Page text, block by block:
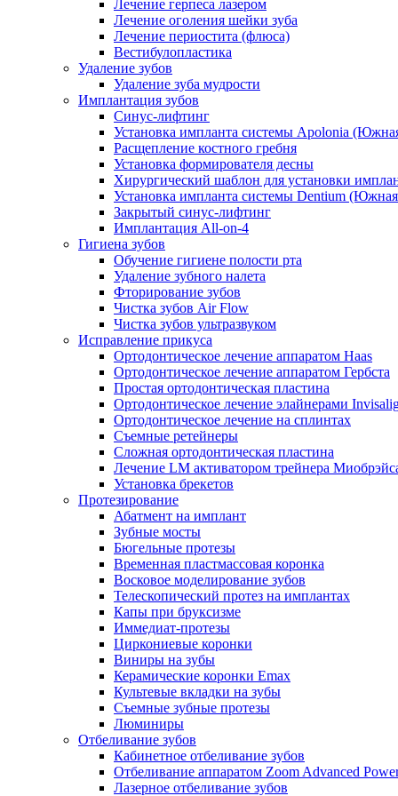
Лечение герпеса лазером
Лечение оголения шейки зуба
Лечение периостита (флюса)
Вестибулопластика
Удаление зубов
Удаление зуба мудрости
Имплантация зубов
Синус-лифтинг
Установка импланта системы Apolonia
Расщепление костного гребня
Установка формирователя десны
Хирургический шаблон для установки
Установка импланта системы Dentium
Закрытый синус-лифтинг
Имплантация All-on-4
Гигиена зубов
Обучение гигиене полости рта
Удаление зубного налета
Фторирование зубов
Чистка зубов Air Flow
Чистка зубов ультразвуком
Исправление прикуса
Ортодонтическое лечение аппаратом Haas
Ортодонтическое лечение аппаратом Гербста
Простая ортодонтическая пластина
Ортодонтическое лечение элайнерами
Ортодонтическое лечение на сплинтах
Съемные ретейнеры
Сложная ортодонтическая пластина
Лечение LM активатором трейнера
Установка брекетов
Протезирование
Абатмент на имплант
Зубные мосты
Бюгельные протезы
Временная пластмассовая коронка
Восковое моделирование зубов
Телескопический протез на имплантах
Капы при бруксизме
Иммедиат-протезы
Циркониевые коронки
Виниры на зубы
Керамические коронки Emax
Культевые вкладки на зубы
Съемные зубные протезы
Люминиры
Отбеливание зубов
Кабинетное отбеливание зубов
Отбеливание аппаратом Zoom Advanced
Лазерное отбеливание зубов